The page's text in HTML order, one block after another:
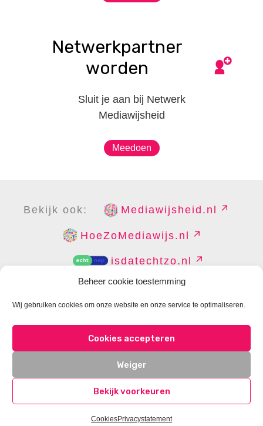
Beheer cookie toestemming
Wij gebruiken cookies om onze website en onze service te optimaliseren.
Cookies accepteren
Weiger
Bekijk voorkeuren
CookiesPrivacystatement
Netwerkpartner
worden
Sluit je aan bij Netwerk
Mediawijsheid
Meedoen
Bekijk ook: Mediawijsheid.nl
HoeZoMediawijs.nl
isdatechtzo.nl
DISCLAIMER PRIVACY
CONTACT
COOKIES BEHEREN